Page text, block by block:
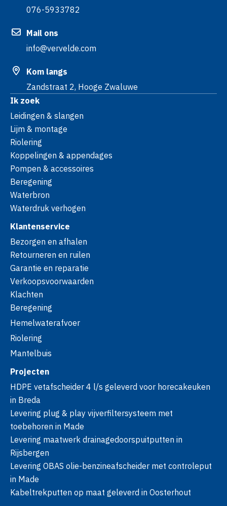
076-5933782
Mail ons
info@vervelde.com
Kom langs
Zandstraat 2, Hooge Zwaluwe
Ik zoek
Leidingen & slangen
Lijm & montage
Riolering
Koppelingen & appendages
Pompen & accessoires
Beregening
Waterbron
Waterdruk verhogen
Klantenservice
Bezorgen en afhalen
Retourneren en ruilen
Garantie en reparatie
Verkoopsvoorwaarden
Klachten
Beregening
Hemelwaterafvoer
Riolering
Mantelbuis
Projecten
HDPE vetafscheider 4 l/s geleverd voor horecakeuken
in Breda
Levering plug & play vijverfiltersysteem met
toebehoren in Made
Levering maatwerk drainagedoorspuitputten in
Rijsbergen
Levering OBAS olie-benzineafscheider met controleput
in Made
Kabeltrekputten op maat geleverd in Oosterhout